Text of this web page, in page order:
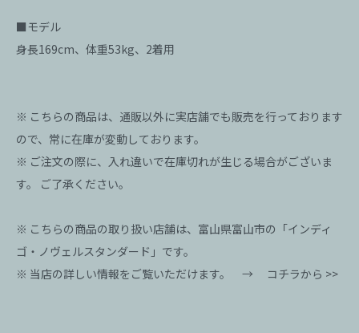
■モデル
身長169cm、体重53kg、2着用
※ こちらの商品は、通販以外に実店舗でも販売を行っております
ので、常に在庫が変動しております。
※ ご注文の際に、入れ違いで在庫切れが生じる場合がございま
す。 ご了承ください。
※ こちらの商品の取り扱い店舗は、富山県富山市の「インディ
ゴ・ノヴェルスタンダード」です。
※ 当店の詳しい情報をご覧いただけます。 → コチラから >>